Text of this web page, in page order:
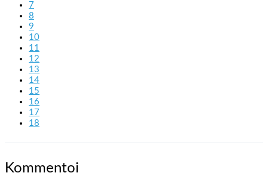
7
8
9
10
11
12
13
14
15
16
17
18
Kommentoi